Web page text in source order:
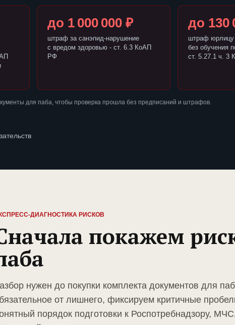
до 1 000 000 ₽
штраф за санэпид-нарушение
с вредом здоровью - ст. 6.3 КоАП
РФ
до 130
штраф юрлицу
без обучения
ст. 5.27.1 ч. 3
для паба, чтобы проверка прошла без предписаний и штрафов.
ДИАГНОСТИКА РИСКОВ
покажем
нужен до покупки комплекта документов для
от лишнего, фиксируем критичные
порядок подготовки к Роспотребнадзору,